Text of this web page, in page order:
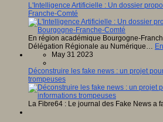
L'Intelligence Artificielle : Un dossier
Franche-Comté
En région académique Bourgogne-
Délégation Régionale au Numérique…
May 31 2023
Déconstruire les fake news : un projet
trompeuses
La Fibre64 : Le journal des Fake News a